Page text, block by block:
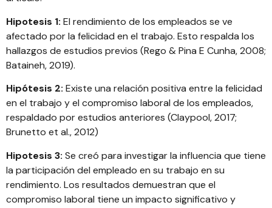
Hipotesis 1: El rendimiento de los empleados se ve
afectado por la felicidad en el trabajo. Esto respalda los
hallazgos de estudios previos (Rego & Pina E Cunha, 2008;
Bataineh, 2019).
Hipótesis 2: Existe una relación positiva entre la felicidad
en el trabajo y el compromiso laboral de los empleados,
respaldado por estudios anteriores (Claypool, 2017;
Brunetto et al., 2012)
Hipotesis 3: Se creó para investigar la influencia que tiene
la participación del empleado en su trabajo en su
rendimiento. Los resultados demuestran que el
compromiso laboral tiene un impacto significativo y